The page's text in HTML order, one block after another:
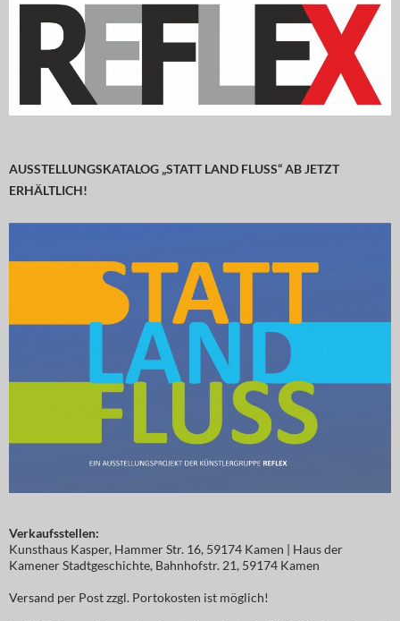
AUSSTELLUNGSKATALOG „STATT LAND FLUSS“ AB JETZT
ERHÄLTLICH!
Verkaufsstellen:
Kunsthaus Kasper, Hammer Str. 16, 59174 Kamen | Haus der
Kamener Stadtgeschichte, Bahnhofstr. 21, 59174 Kamen
Versand per Post zzgl. Portokosten ist möglich!